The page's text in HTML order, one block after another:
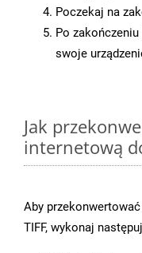
Poczekaj na
Po
swoje
Jak
internetową
Aby
TIFF, wykonaj